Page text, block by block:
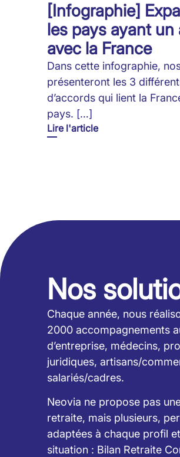
[Infographie]
les pays ayant
avec la France
Dans cette infographie,
présenteront les 3
d’accords qui lient la
pays. […]
Lire l'article
Nos
Chaque année, nous
2000 accompagnements
d’entreprise, médecins,
juridiques, artisans/
salariés/cadres.
Neovia ne propose pas
retraite, mais plusieurs,
adaptées à chaque profil
situation : Bilan Retraite